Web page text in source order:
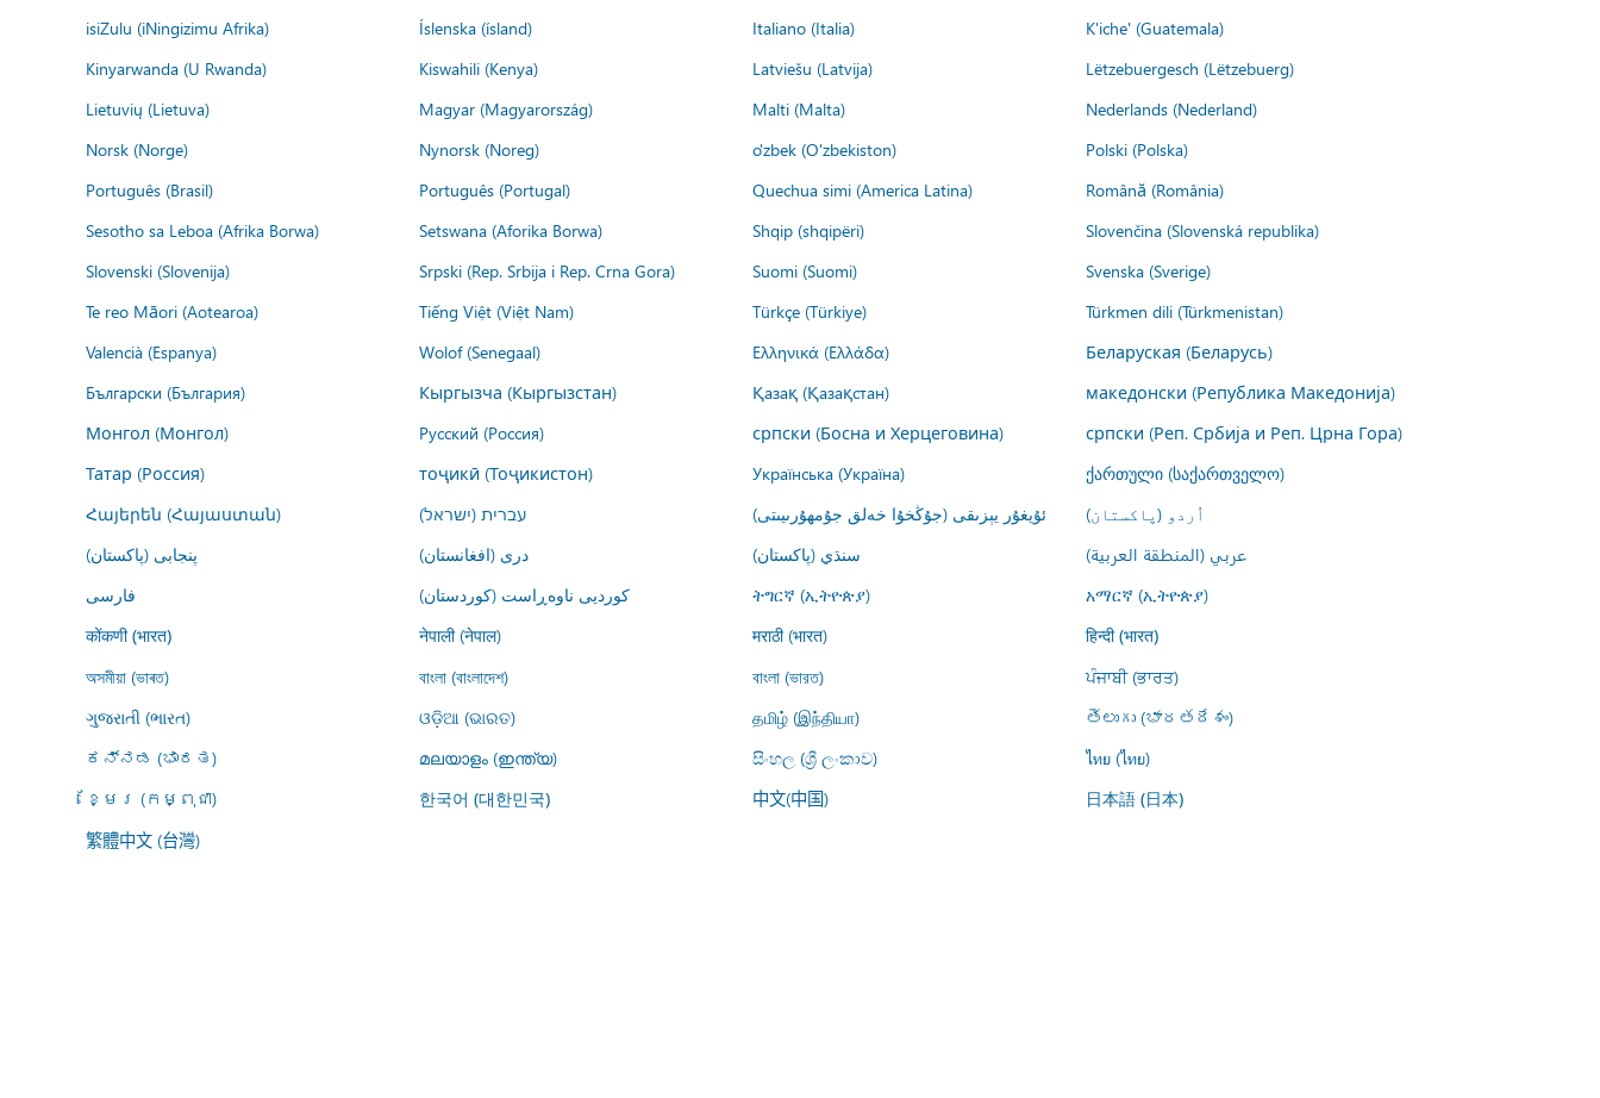
isiZulu (iNingizimu Afrika)
Íslenska (ísland) Italiano (Italia)
K'iche' (Guatemala)
Kinyarwanda (U Rwanda)
Kiswahili (Kenya) Latviešu (Latvija)
Lëtzebuergesch (Lëtzebuerg)
Lietuvių (Lietuva)
Magyar (Magyarország) Malti (Malta)
Nederlands (Nederland)
Norsk (Norge)
Nynorsk (Noreg) o'zbek (O'zbekiston)
Polski (Polska)
Português (Brasil)
Português (Portugal) Quechua simi (America Latina)
Română (România)
Sesotho sa Leboa (Afrika Borwa)
Setswana (Aforika Borwa) Shqip (shqipëri)
Slovenčina (Slovenská republika)
Slovenski (Slovenija)
Srpski (Rep. Srbija i Rep. Crna Gora) Suomi (Suomi)
Svenska (Sverige)
Te reo Māori (Aotearoa)
Tiếng Việt (Việt Nam) Türkçe (Türkiye)
Türkmen dili (Türkmenistan)
Valencià (Espanya)
Wolof (Senegaal) Ελληνικά (Ελλάδα)
Беларуская (Беларусь)
Български (България)
Кыргызча (Кыргызстан) Қазақ (Қазақстан)
македонски (Република Македонија)
Монгол (Монгол)
Русский (Россия) српски (Босна и Херцеговина)
српски (Реп. Србија и Реп. Црна Гора)
Татар (Россия)
тоҷикӣ (Тоҷикистон) Українська (Україна)
ქართული (საქართველო)
Հայերեն (Հայաստան)
עברית (ישראל) ئۇيغۇر يېزىقى (جۇڭخۇا خەلق جۇمھۇرىيىتى)
اُردو (پاکستان)
پنجابی (پاکستان)
درى (افغانستان) سنڌي (پاکستان)
عربي (المنطقة العربية)
فارسى
کوردیی ناوەڕاست (کوردستان) ትግርኛ (ኢትዮጵያ) አማርኛ (ኢትዮጵያ)
कोंकणी (भारत) नेपाली (नेपाल) मराठी (भारत) हिन्दी (भारत)
অসমীয়া (ভাৰত) বাংলা (বাংলাদেশ) বাংলা (ভারত)
ਪੰਜਾਬੀ (ਭਾਰਤ)
ગુજરાતી (ભારત)
ଓଡ଼ିଆ (ଭାରତ) தமிழ் (இந்தியா)
తెలుగు (భారతదేశం)
ಕನ್ನಡ (ಭಾರತ)
മലയാളം (ഇന്ത്യ) සිංහල (ශ්‍රී ලංකාව)
ไทย (ไทย)
ខ្មែរ (កម្ពុជា)
한국어 (대한민국) 中文(中国) 日本語 (日本)
繁體中文 (台灣)